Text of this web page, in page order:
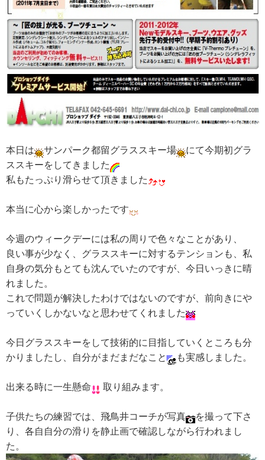
本日は サンパーク都留グラススキー場
にて今期初グラ
ススキーをしてきました
私もたっぷり滑らせて頂きました
本当に心から楽しかったです
今週のウィークデーには私の周りで色々なことがあり、
良い事が少なく、グラススキーに対するテンションも、私
自身の気分もとても沈んでいたのですが、今日いっきに晴
れました。
これで問題が解決したわけではないのですが、前向きにや
っていくしかないなと思わせてくれました
今日グラススキーをして技術的に目指していくところも分
かりましたし、自分がまだまだなこと
も実感しました。
出来る時に一生懸命 取り組みます。
子供たちの練習では、飛鳥井コーチが写真
を撮って下さ
り、各自自分の滑りを静止画で確認しながら行われまし
た。